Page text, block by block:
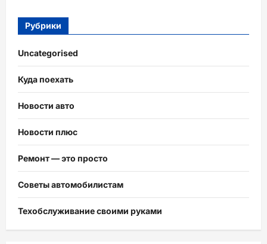
Рубрики
Uncategorised
Куда поехать
Новости авто
Новости плюс
Ремонт — это просто
Советы автомобилистам
Техобслуживание своими руками